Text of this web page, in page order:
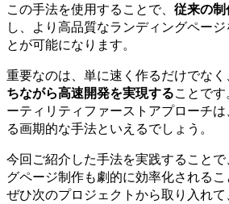
この手法を使用することで、 従来の
し、より高品質なランディングペー
とが可能になります。
重要なのは、単に速く作るだけでなく
ちながら高速開発を実現することで
ーティリティファーストアプローチ
る画期的な手法といえるでしょう。
今回ご紹介した手法を実践すること
グページ制作も劇的に効率化されるこ
ぜひ次のプロジェクトから取り入れ